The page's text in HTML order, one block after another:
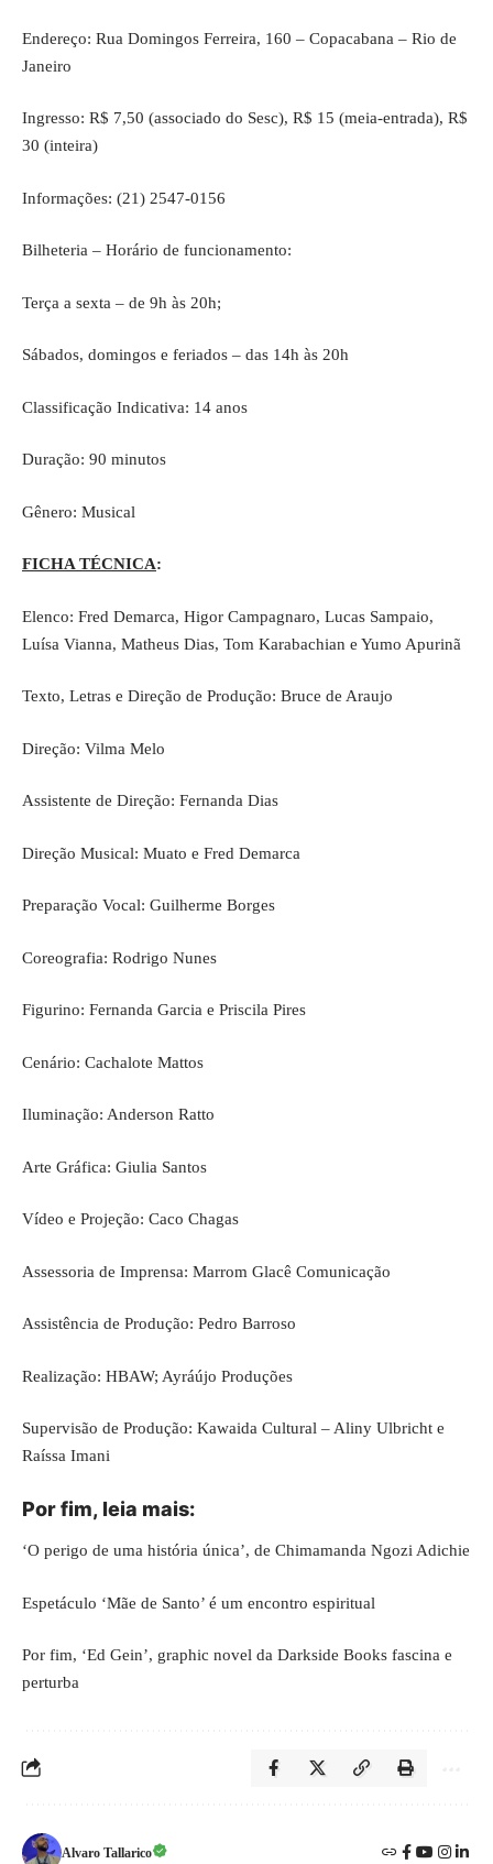
Endereço: Rua Domingos Ferreira, 160 – Copacabana – Rio de
Janeiro
Ingresso: R$ 7,50 (associado do Sesc), R$ 15 (meia-entrada), R$
30 (inteira)
Informações: (21) 2547-0156
Bilheteria – Horário de funcionamento:
Terça a sexta – de 9h às 20h;
Sábados, domingos e feriados – das 14h às 20h
Classificação Indicativa: 14 anos
Duração: 90 minutos
Gênero: Musical
FICHA TÉCNICA:
Elenco: Fred Demarca, Higor Campagnaro, Lucas Sampaio,
Luísa Vianna, Matheus Dias, Tom Karabachian e Yumo Apurinã
Texto, Letras e Direção de Produção: Bruce de Araujo
Direção: Vilma Melo
Assistente de Direção: Fernanda Dias
Direção Musical: Muato e Fred Demarca
Preparação Vocal: Guilherme Borges
Coreografia: Rodrigo Nunes
Figurino: Fernanda Garcia e Priscila Pires
Cenário: Cachalote Mattos
Iluminação: Anderson Ratto
Arte Gráfica: Giulia Santos
Vídeo e Projeção: Caco Chagas
Assessoria de Imprensa: Marrom Glacê Comunicação
Assistência de Produção: Pedro Barroso
Realização: HBAW; Ayráújo Produções
Supervisão de Produção: Kawaida Cultural – Aliny Ulbricht e
Raíssa Imani
Por fim, leia mais:
‘O perigo de uma história única’, de Chimamanda Ngozi Adichie
Espetáculo ‘Mãe de Santo’ é um encontro espiritual
Por fim, ‘Ed Gein’, graphic novel da Darkside Books fascina e
perturba
Alvaro Tallarico